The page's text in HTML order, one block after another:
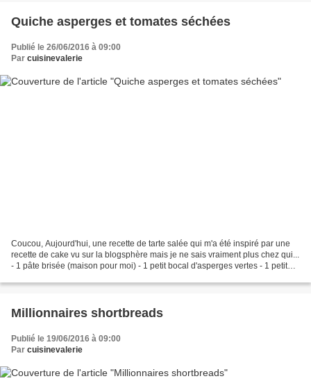
Quiche asperges et tomates séchées
Publié le 26/06/2016 à 09:00
Par cuisinevalerie
Coucou, Aujourd'hui, une recette de tarte salée qui m'a été inspiré par une
recette de cake vu sur la blogsphère mais je ne sais vraiment plus chez qui...
- 1 pâte brisée (maison pour moi) - 1 petit bocal d'asperges vertes - 1 petit
Millionnaires shortbreads
Publié le 19/06/2016 à 09:00
Par cuisinevalerie